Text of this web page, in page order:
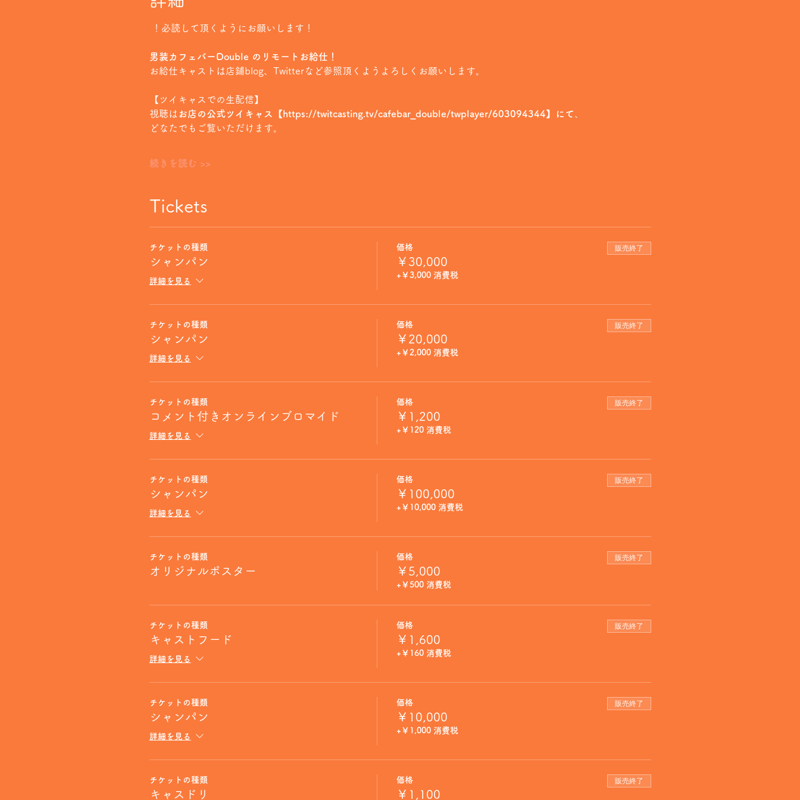
！必読して頂くようにお願いします！
男装カフェバーDouble のリモートお給仕！
お給仕キャストは店鋪blog、Twitterなど参照頂くようよろしくお願いします。
【ツイキャスでの生配信】
視聴は お店の公式ツイキャス【https://twitcasting.tv/cafebar_double/twplayer/603094344】にて
どなたでもご覧いただけます。
続きを読む >>
Tickets
チケットの種類
シャンパン
詳細を見る
価格
￥30,000
+￥3,000 消費税
販売終了
チケットの種類
シャンパン
詳細を見る
価格
￥20,000
+￥2,000 消費税
販売終了
チケットの種類
コメント付きオンラインブロマイド
詳細を見る
価格
￥1,200
+￥120 消費税
販売終了
チケットの種類
シャンパン
詳細を見る
価格
￥100,000
+￥10,000 消費税
販売終了
チケットの種類
オリジナルポスター
価格
￥5,000
+￥500 消費税
販売終了
チケットの種類
キャストフード
詳細を見る
価格
￥1,600
+￥160 消費税
販売終了
チケットの種類
シャンパン
詳細を見る
価格
￥10,000
+￥1,000 消費税
販売終了
チケットの種類
キャスドリ
価格
￥1,100
販売終了